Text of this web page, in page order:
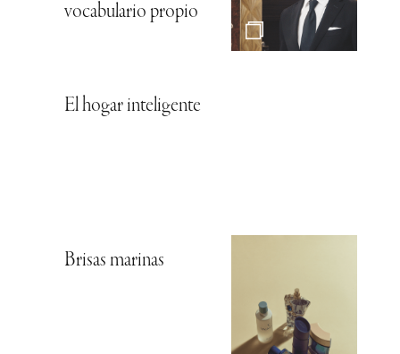
vocabulario propio
El hogar inteligente
Brisas marinas